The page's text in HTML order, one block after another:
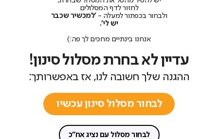
לחזור לדף המסלולים
ולבחור בכפתור למעלה - 'למכשיר שכבר
יש לי'.
אנחנו בינתיים מחכים לך פה:)
עדיין לא בחרת מסלול סינון!
ההגנה שלך חשובה לנו, אז באפשרותך:
לבחור מסלול סינון עכשיו
לבחור מסלול עם נציג אח"כ